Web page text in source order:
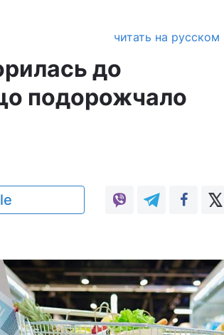
читать на русском
до
подорожчало